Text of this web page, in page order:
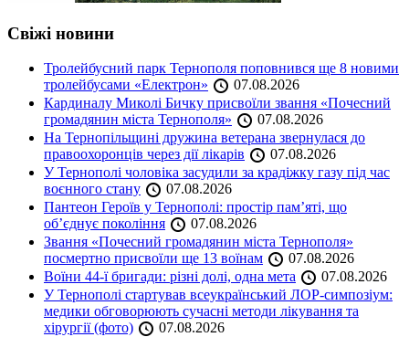
Свіжі новини
Тролейбусний парк Тернополя поповнився ще 8 новими
тролейбусами «Електрон»
07.08.2026
Кардиналу Миколі Бичку присвоїли звання «Почесний
громадянин міста Тернополя»
07.08.2026
На Тернопільщині дружина ветерана звернулася до
правоохоронців через дії лікарів
07.08.2026
У Тернополі чоловіка засудили за крадіжку газу під час
воєнного стану
07.08.2026
Пантеон Героїв у Тернополі: простір пам’яті, що
об’єднує покоління
07.08.2026
Звання «Почесний громадянин міста Тернополя»
посмертно присвоїли ще 13 воїнам
07.08.2026
Воїни 44-ї бригади: різні долі, одна мета
07.08.2026
У Тернополі стартував всеукраїнський ЛОР-симпозіум:
медики обговорюють сучасні методи лікування та
хірургії (фото)
07.08.2026